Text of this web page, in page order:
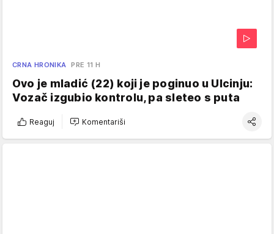
CRNA HRONIKA PRE 11 H
Ovo je mladić (22) koji je poginuo u Ulcinju:
Vozač izgubio kontrolu, pa sleteo s puta
Reaguj Komentariši